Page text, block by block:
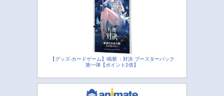
【グッズ-カードゲーム】鳴潮 ：対決 ブースターパック
第一弾【ポイント2倍】